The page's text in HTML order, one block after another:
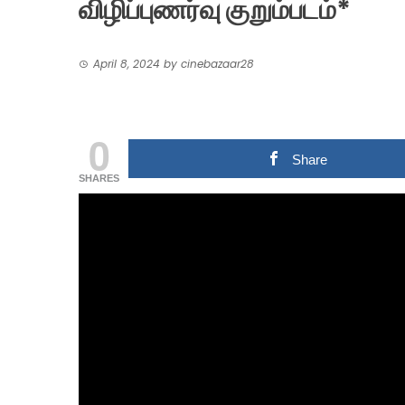
விழிப்புணர்வு குறும்படம்*
April 8, 2024 by cinebazaar28
0
SHARES
Share